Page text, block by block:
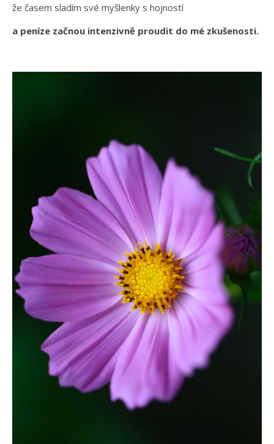
že časem sladím své myšlenky s hojností
a peníze začnou intenzivně proudit do mé zkušenosti.